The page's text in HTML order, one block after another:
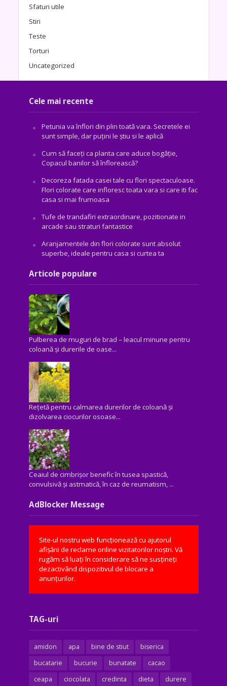
Sfaturi utile
Stiri
Teste
Torturi
Uncategorized
Cele mai recente
Petunia va înflori din plin toată vara. Secretele ei
sunt simple, dar puțini le știu si le aplică
Cum să faceți ca planta care aduce bogăţie,
Copacul banilor să înflorească?
Decoreza fatada casei tale cu flori spectaculoase.
Flori colorate care infloresc toata vara si care iti fac
casa si mai frumoasa
Tufe de trandafiri extraordinare, pozitionate in
arcade sau straturi fantastice
Aranjamentele din flori colorate sunt absolut
superbe, ideale pentru casa si curtea ta
Articole populare
Pulberea de muguri de brad – leacul minune pentru
coloană și durerile de oase...
Rețetă pentru calmarea durerilor de coloană și
dizolvarea ciocurilor osoase...
Ceaiul de cimbrișor benefic în tusea spastică,
convulsivă şi astmatică, în caz de reumatism, ...
AdBlocker Message
Site-ul nostru web funcționează cu ajutorul
afișării de reclame online vizitatorilor noștri. Vă
rugăm să luați în considerare să ne susțineți
dezactivând dispozitivul de blocare a
anunțurilor.
TAG-uri
amidon apa bine de stiut
biserica
bucatarie
bucurie bunatate
cacao
ceapa
ciocolata credinta dieta durere